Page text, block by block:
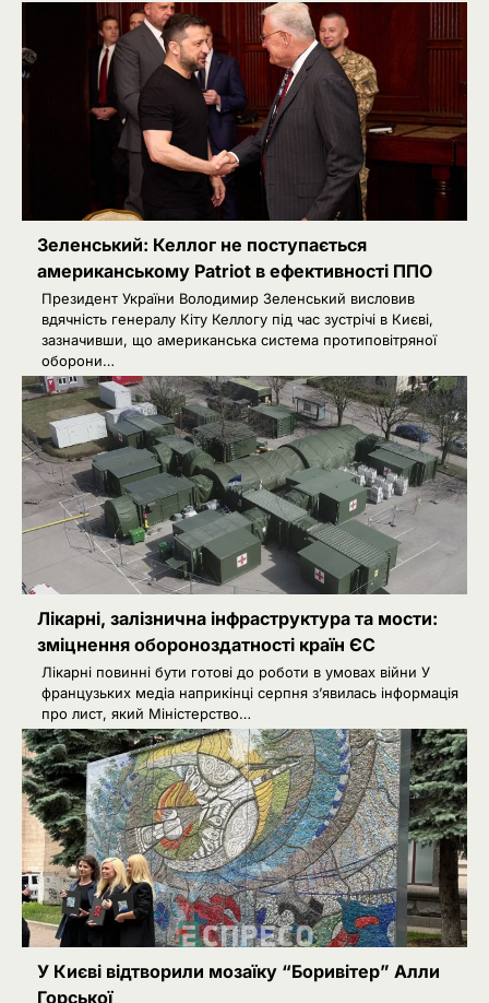
Зеленський: Келлог не поступається
американському Patriot в ефективності ППО
Президент України Володимир Зеленський висловив
вдячність генералу Кіту Келлогу під час зустрічі в Києві,
зазначивши, що американська система протиповітряної
оборони…
Лікарні, залізнична інфраструктура та мости:
зміцнення обороноздатності країн ЄС
Лікарні повинні бути готові до роботи в умовах війни У
французьких медіа наприкінці серпня з’явилась інформація
про лист, який Міністерство…
У Києві відтворили мозаїку “Боривітер” Алли
Горської
2
Сенат США підтримав новий пакет
санкцій проти Росії: що буде далі
Ivanov Ponomarenko
3
Київська нерухомість після 2025
року: які проєкти формують новий
вигляд столиці
Ivanov Ponomarenko
4
РФ готує удари по НАТО
українськими дронами